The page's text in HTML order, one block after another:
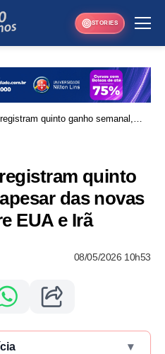
STORIES
quinto ganho semanal,
quinto
das novas
EUA e Irã
08/05/2026 10h53
▾